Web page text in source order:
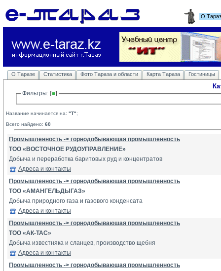
О
О Таразе Статистика Фото Тараза и области Карта Тараза Гостиницы
Фильтры:
Название начинается на: "Т";
Всего найдено: 60
Промышленность -> горнодобывающая промышленность
ТОО «ВОСТОЧНОЕ РУДОУПРАВЛЕНИЕ»
Добыча и переработка баритовых руд и концентратов
Адреса и контакты
Промышленность -> горнодобывающая промышленность
ТОО «АМАНГЕЛЬДЫГАЗ»
Добыча природного газа и газового конденсата
Адреса и контакты
Промышленность -> горнодобывающая промышленность
ТОО «АК-ТАС»
Добыча известняка и сланцев, производство щебня
Адреса и контакты
Промышленность -> горнодобывающая промышленность